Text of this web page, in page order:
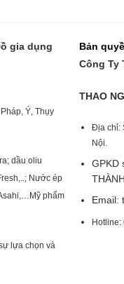
gia dụng
Ý, Thụy
dầu oliu
Nước ép
phẩm
lựa chọn và
Bản
Công Ty
THAO
Địa chỉ:
Nội.
GPKD
Email:
Hotline: